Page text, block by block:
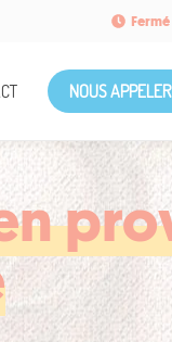
NOUS APPELER